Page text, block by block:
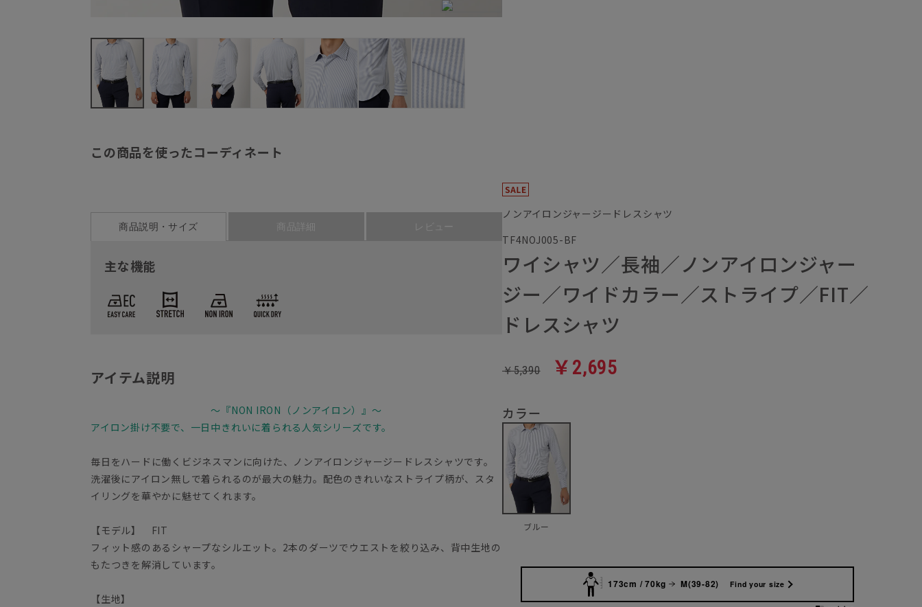
この商品を使ったコーディネート
商品説明・サイズ 商品詳細 レビュー
主な機能
アイテム説明
～『NON IRON（ノンアイロン）』～
アイロン掛け不要で、一日中きれいに着られる人気シリーズです。
毎日をハードに働くビジネスマンに向けた、ノンアイロンジャージードレスシャツです。
洗濯後にアイロン無しで着られるのが最大の魅力。配色のきれいなストライプ柄が、スタ
イリングを華やかに魅せてくれます。
【モデル】 FIT
フィット感のあるシャープなシルエット。2本のダーツでウエストを絞り込み、背中生地の
もたつきを解消しています。
【生地】
ノンアイロンジャージードレスシャツ
TF4NOJ005-BF
ワイシャツ／長袖／ノンアイロンジャー
ジー／ワイドカラー／ストライプ／FIT／
ドレスシャツ
￥5,390 ￥2,695
カラー
ブルー
173cm / 70kg M(39-82) Find your size